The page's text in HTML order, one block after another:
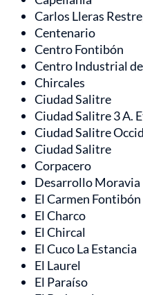
Carlos Lleras
Centenario
Centro Fontibón
Centro Industrial
Chircales
Ciudad Salitre
Ciudad Salitre 3 A.
Ciudad Salitre
Ciudad Salitre
Corpacero
Desarrollo Moravia
El Carmen Fontibón
El Charco
El Chircal
El Cuco La Estancia
El Laurel
El Paraíso